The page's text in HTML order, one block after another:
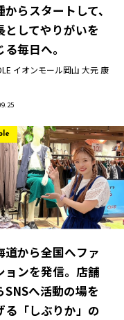
からスタートして、
としてやりがいを
る毎日へ。
イオンモール岡山 大元 康
道から全国へファ
ョンを発信。店舗
SNSへ活動の場を
る「しぶりか」の